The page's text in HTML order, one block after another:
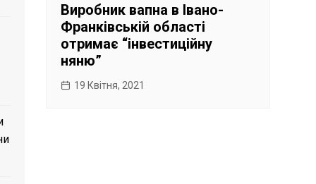
Виробник вапна в Івано-
Франківській області
отримає “інвестиційну
няню”
19 Квітня, 2021